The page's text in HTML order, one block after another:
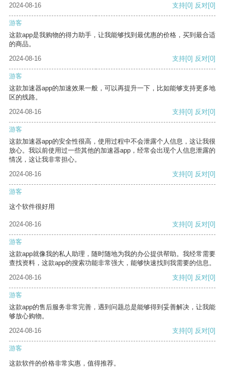
2024-08-16 支持[0] 反对[0]
游客
这款app是我购物的得力助手，让我能够找到最优惠的价格，买到最合适
的商品。
2024-08-16
支持[0] 反对[0]
游客
这款加速器app的加速效果一般，可以再提升一下，比如能够支持更多地
区的线路。
2024-08-16
支持[0] 反对[0]
游客
这款加速器app的安全性很高，使用过程中不会泄露个人信息，这让我很
放心。我以前使用过一些其他的加速器app，经常会出现个人信息泄露的
情况，这让我非常担心。
2024-08-16
支持[0] 反对[0]
游客
这个软件很好用
2024-08-16 支持[0] 反对[0]
游客
这款app就像我的私人助理，随时随地为我的办公提供帮助。我经常需要
查找资料，这款app的搜索功能非常强大，能够快速找到我需要的信息。
2024-08-16
支持[0] 反对[0]
游客
这款app的售后服务非常完善，遇到问题总是能够得到妥善解决，让我能
够放心购物。
2024-08-16
支持[0] 反对[0]
游客
这款软件的价格非常实惠，值得推荐。